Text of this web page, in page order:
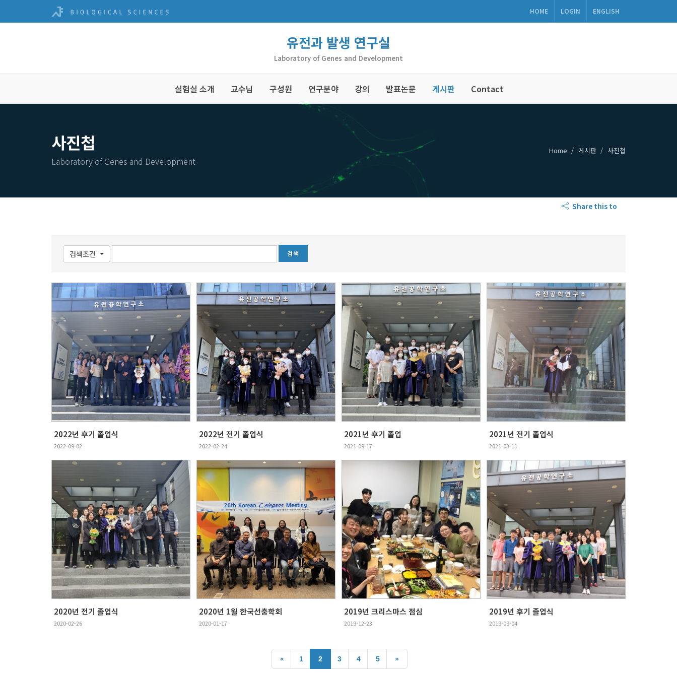
HOME LOGIN ENGLISH
유전과 발생 연구실
Laboratory of Genes and Development
실험실 소개 교수님 구성원 연구분야 강의 발표논문 게시판 Contact
사진첩
Laboratory of Genes and Development
Home 게시판 사진첩
Share this to
검색조건
2022년 후기 졸업식
2022-09-02
2022년 전기 졸업식
2022-02-24
2021년 후기 졸업
2021-09-17
2021년 전기 졸업식
2021-03-11
2020년 전기 졸업식
2020-02-26
2020년 1월 한국선충학회
2020-01-17
2019년 크리스마스 점심
2019-12-23
2019년 후기 졸업식
2019-09-04
« 1 2 3 4 5 »